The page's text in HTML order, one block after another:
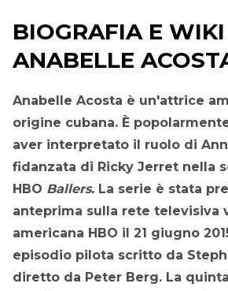
BIOGRAFIA E
ANABELLE
Anabelle Acosta è un'attrice
origine cubana. È
aver interpretato il ruolo di
fidanzata di Ricky Jerret nella
HBO Ballers. La serie è stata
anteprima sulla rete televisiva
americana HBO il 21 giugno
episodio pilota scritto da
diretto da Peter Berg. La